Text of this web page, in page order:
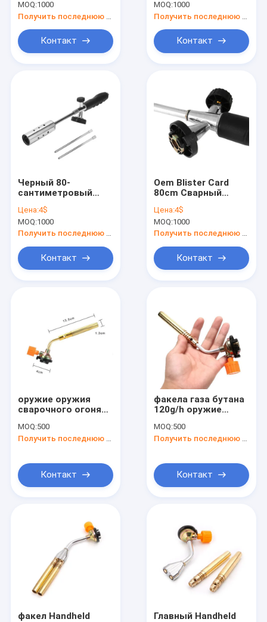
О Компании
Контакты
Оружие факела кухни
Оружие сварочного огоня
Факел газового нагрева
Располагаясь лагерем факел дуновения газа
Оружие пламени бутана
Портативное оружие пламени
пиезоэлектрическое
зажигание для
пищевого и
промышленного
использования
MOQ:1000
Контакт
эргономичной
ручкой
MOQ:1000
Контакт
Черный 80-
сантиметровый
сварки газом
Профессиональный
инструмент для
газом
Цена:4$
MOQ:1000
Получить последнюю цену
Контакт
Oem Blister Card
80cm Сварный
газовый факел для
профессиональной
сварки
Цена:4$
MOQ:1000
Получить последнюю цену
Контакт
оружие оружия
сварочного огоня
1300 градусов паяя
MOQ:500
Контакт
факела газа бутана
120g/h оружие
портативного паяя
MOQ:500
Контакт
факел Handheld
Главный Handheld